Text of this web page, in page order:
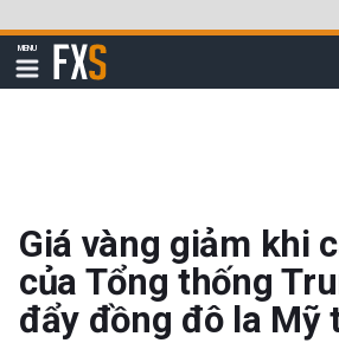
qua
đi
MENU
Hiển
thị
FXStreet
Giá vàng giảm khi
của Tổng thống
đẩy đồng đô la Mỹ